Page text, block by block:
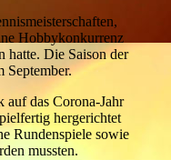
Hobbykonkurrenz
hatte. Die Saison der
September.
auf das Corona-Jahr
hergerichtet
Rundenspiele sowie
mussten.